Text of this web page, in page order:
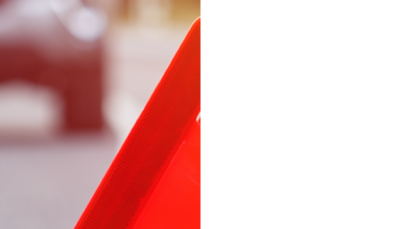
Esta página não está
disponível
このページは現在利用できま
せん
Pagina non disponibile
هذه الصفحة غير متوفرة